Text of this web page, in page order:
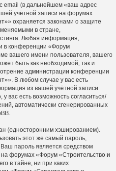
email (в дальнейшем «ваш адрес
учётной записи на форумах
охраняется законами о защите
в стране,
Любая информация,
в конференции «Форум
вашего имени пользователя, вашего
быть как необходимой, так и
администрации конференции
В любом случае у вас есть
из вашей учётной записи
вас есть возможность согласиться/
автоматически сгенерированных
(односторонним хэшированием).
этот же самый пароль,
Ваш пароль является средством
форумах «Форум «Строительство и
в тайне, ни при каких